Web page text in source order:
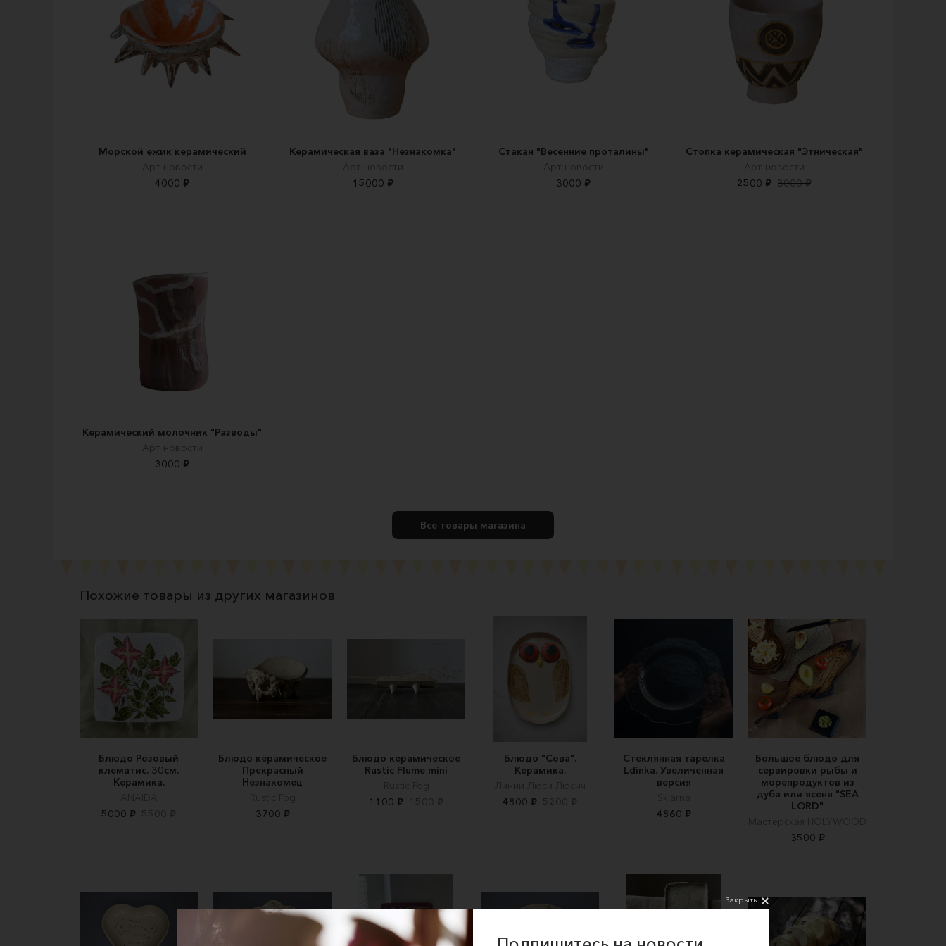
Морской ежик керамический
Арт новости
4000 ₽
Керамическая ваза "Незнакомка"
Арт новости
15000 ₽
Стакан "Весенние проталины"
Арт новости
3000 ₽
Стопка керамическая "Этническая"
Арт новости
2500 ₽ 3000 ₽
Керамический молочник "Разводы"
Арт новости
3000 ₽
Все товары магазина
Похожие товары из других магазинов
Блюдо Розовый
клематис. 30см.
Керамика.
АNAIDA
5000 ₽ 5500 ₽
Блюдо керамическое
Прекрасный
Незнакомец
Rustic Fog
3700 ₽
Блюдо керамическое
Rustic Flume mini
Rustic Fog
1100 ₽ 1500 ₽
Блюдо "Сова".
Керамика.
Линии Люси Люсич
4800 ₽ 5200 ₽
Стеклянная тарелка
Ldinka. Увеличенная
версия
Sklarna
4860 ₽
Большое блюдо для
сервировки рыбы и
морепродуктов из
дуба или ясеня "SEA
LORD"
Мастерская HOLYWOOD
3500 ₽
Закрыть